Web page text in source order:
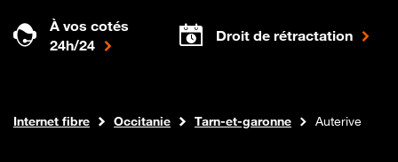
À vos cotés
24h/24
Droit de rétractation
Boutique Orange
Internet fibre Occitanie Tarn-et-garonne Auterive